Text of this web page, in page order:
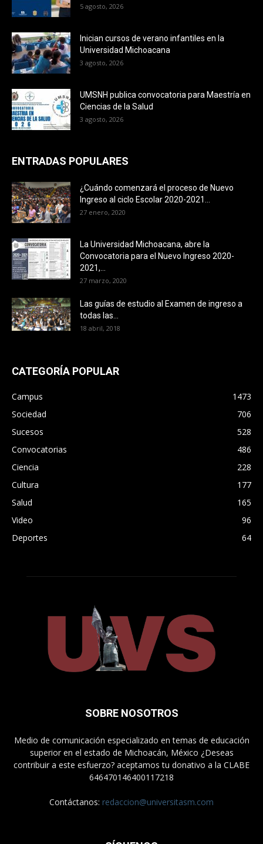
5 agosto, 2026
Inician cursos de verano infantiles en la
Universidad Michoacana
3 agosto, 2026
UMSNH publica convocatoria para Maestría en
Ciencias de la Salud
3 agosto, 2026
ENTRADAS POPULARES
¿Cuándo comenzará el proceso de Nuevo
Ingreso al ciclo Escolar 2020-2021...
27 enero, 2020
La Universidad Michoacana, abre la
Convocatoria para el Nuevo Ingreso 2020-
2021,...
27 marzo, 2020
Las guías de estudio al Examen de ingreso a
todas las...
18 abril, 2018
CATEGORÍA POPULAR
Campus
1473
Sociedad
706
Sucesos
528
Convocatorias
486
Ciencia
228
Cultura
177
Salud
165
Video
96
Deportes
64
SOBRE NOSOTROS
Medio de comunicación especializado en temas de educación
superior en el estado de Michoacán, México ¿Deseas
contribuir a este esfuerzo? aceptamos tu donativo a la CLABE
646470146400117218
Contáctanos: redaccion@universitasm.com